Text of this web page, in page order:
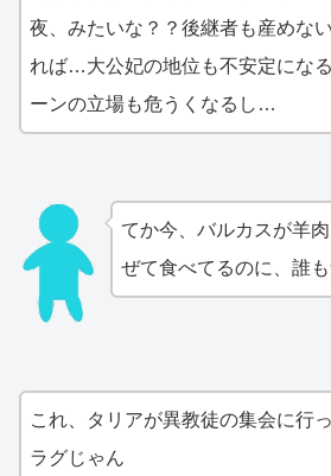
夜、みたいな？？後継者も産めな
れば…大公妃の地位も不安定にな
ーンの立場も危うくなるし…
てか今、バルカスが羊
ぜて食べてるのに、誰
これ、タリアが異教徒の集会に行
ラグじゃん